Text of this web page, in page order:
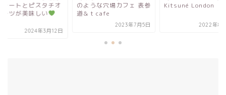
のような穴場カフェ 表参
道& t cafe
Kitsuné London
2022年8月21日
ジェラートとピ